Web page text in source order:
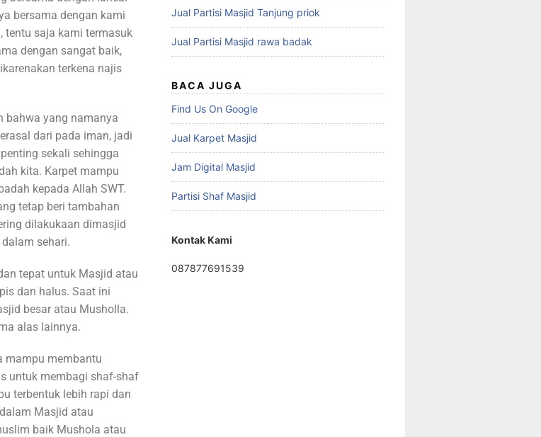
bersama dengan kami
tentu saja kami termasuk
dengan sangat baik,
terkena najis
bahwa yang namanya
dari pada iman, jadi
sekali sehingga
kita. Karpet mampu
kepada Allah SWT.
tetap beri tambahan
dilakukaan dimasjid
sehari.
tepat untuk Masjid atau
dan halus. Saat ini
besar atau Musholla.
alas lainnya.
mampu membantu
untuk membagi shaf-shaf
terbentuk lebih rapi dan
Masjid atau
baik Mushola atau
Jual Partisi Masjid Tanjung priok
Jual Partisi Masjid rawa badak
BACA JUGA
Find Us On Google
Jual Karpet Masjid
Jam Digital Masjid
Partisi Shaf Masjid
Kontak Kami
087877691539